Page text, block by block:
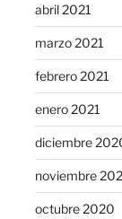
abril 2021
marzo 2021
febrero 2021
enero 2021
diciembre
noviembre
octubre 2020